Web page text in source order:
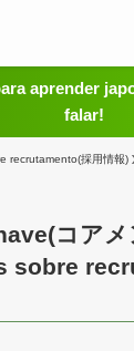
aprender
falar!
recrutamento(採用情報)
コアメ
sobre